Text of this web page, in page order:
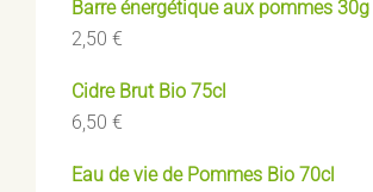
Barre énergétique aux pommes 30g
2,50 €
Cidre Brut Bio 75cl
6,50 €
Eau de vie de Pommes Bio 70cl